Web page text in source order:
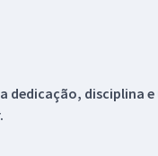
dedicação, disciplina e